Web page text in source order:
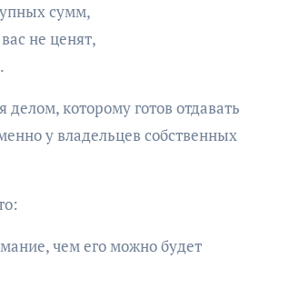
сумм,
не ценят,
которому готов отдавать
у владельцев собственных
чем его можно будет